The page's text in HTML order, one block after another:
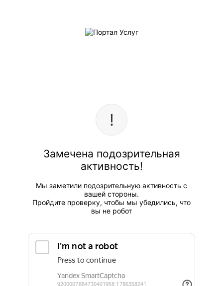
Замечена подозрительная
активность!
Мы заметили подозрительную активность с
вашей стороны.
Пройдите проверку, чтобы мы убедились, что
вы не робот